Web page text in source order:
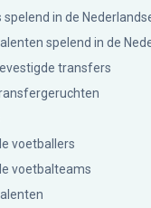
in de
spelend in de
transfers
voetballers
voetbalteams